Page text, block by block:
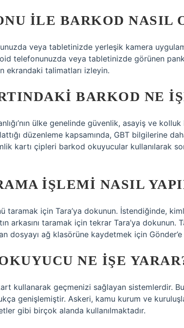
ILE BARKOD NASIL
veya tabletinizde yerleşik kamera
telefonunuzda veya tabletinizde görünen
ekrandaki talimatları izleyin.
BARKOD NE
ülke genelinde güvenlik, asayiş ve
düzenleme kapsamında, GBT bilgilerine
kartı çipleri barkod okuyucular kullanılarak
IŞLEMI NASIL
taramak için Tara’ya dokunun. İstendiğinde,
arkasını taramak için tekrar Tara’ya dokunun.
dosyayı ağ klasörüne kaydetmek için
NE IŞE
kullanarak geçmenizi sağlayan sistemlerdir.
genişlemiştir. Askeri, kamu kurum ve
gibi birçok alanda kullanılmaktadır.